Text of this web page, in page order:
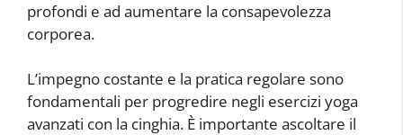
profondi e ad aumentare la consapevolezza
corporea.
L’impegno costante e la pratica regolare sono
fondamentali per progredire negli esercizi yoga
avanzati con la cinghia. È importante ascoltare il